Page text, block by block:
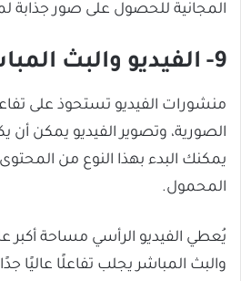
المجانية للحصول على صور جذابة
9- الفيديو والبث المباشر
منشورات الفيديو تستحوذ على
الصورية، وتصوير الفيديو يمكن
يمكنك البدء بهذا النوع من
المحمول.
يُعطي الفيديو الرأسي مساحة أكبر
والبث المباشر يجلب تفاعلًا عاليًا